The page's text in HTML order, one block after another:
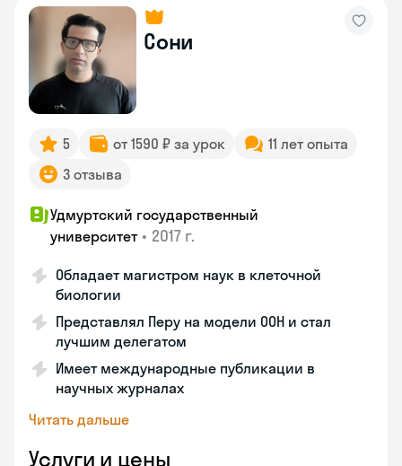
Сони
5 от 1590 ₽ за урок
11 лет опыта
3 отзыва
Удмуртский государственный
университет • 2017 г.
Обладает магистром наук в клеточной
биологии
Представлял Перу на модели ООН и стал
лучшим делегатом
Имеет международные публикации в
научных журналах
Читать дальше
Услуги и цены